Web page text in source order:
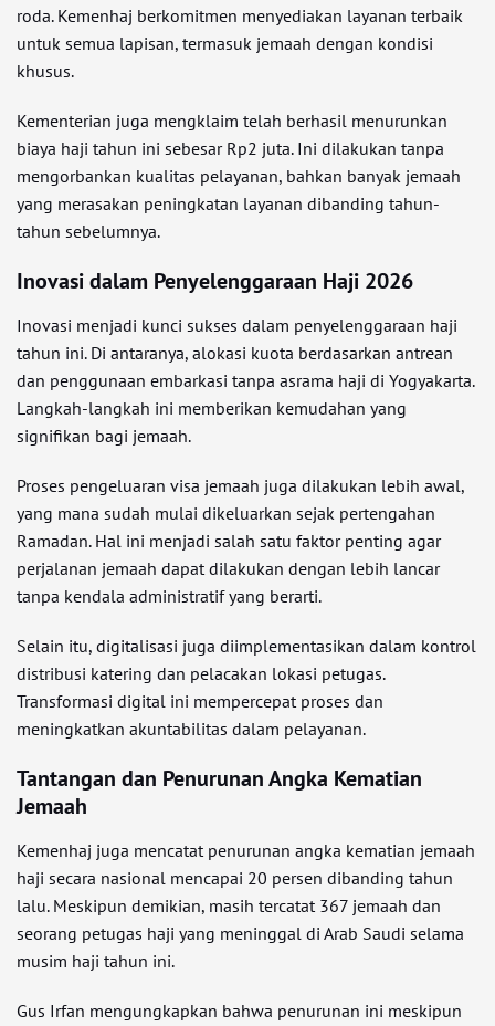
roda. Kemenhaj berkomitmen menyediakan layanan terbaik
untuk semua lapisan, termasuk jemaah dengan kondisi
khusus.
Kementerian juga mengklaim telah berhasil menurunkan
biaya haji tahun ini sebesar Rp2 juta. Ini dilakukan tanpa
mengorbankan kualitas pelayanan, bahkan banyak jemaah
yang merasakan peningkatan layanan dibanding tahun-
tahun sebelumnya.
Inovasi dalam Penyelenggaraan Haji 2026
Inovasi menjadi kunci sukses dalam penyelenggaraan haji
tahun ini. Di antaranya, alokasi kuota berdasarkan antrean
dan penggunaan embarkasi tanpa asrama haji di Yogyakarta.
Langkah-langkah ini memberikan kemudahan yang
signifikan bagi jemaah.
Proses pengeluaran visa jemaah juga dilakukan lebih awal,
yang mana sudah mulai dikeluarkan sejak pertengahan
Ramadan. Hal ini menjadi salah satu faktor penting agar
perjalanan jemaah dapat dilakukan dengan lebih lancar
tanpa kendala administratif yang berarti.
Selain itu, digitalisasi juga diimplementasikan dalam kontrol
distribusi katering dan pelacakan lokasi petugas.
Transformasi digital ini mempercepat proses dan
meningkatkan akuntabilitas dalam pelayanan.
Tantangan dan Penurunan Angka Kematian
Jemaah
Kemenhaj juga mencatat penurunan angka kematian jemaah
haji secara nasional mencapai 20 persen dibanding tahun
lalu. Meskipun demikian, masih tercatat 367 jemaah dan
seorang petugas haji yang meninggal di Arab Saudi selama
musim haji tahun ini.
Gus Irfan mengungkapkan bahwa penurunan ini meskipun